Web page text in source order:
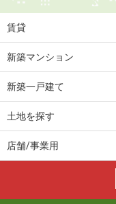
賃貸
新築マンション
新築一戸建て
土地を探す
店舗/事業用